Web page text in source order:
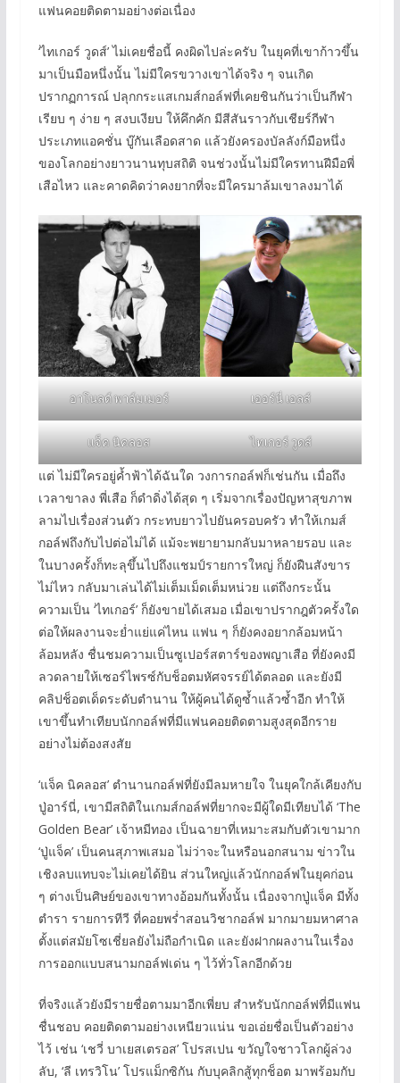
แฟนคอยติดตามอย่างต่อเนื่อง
‘ไทเกอร์ วูดส์’ ไม่เคยชื่อนี้ คงผิดไปล่ะครับ ในยุคที่เขาก้าวขึ้น
มาเป็นมือหนึ่งนั้น ไม่มีใครขวางเขาได้จริง ๆ จนเกิด
ปรากฏการณ์ ปลุกกระแสเกมส์กอล์ฟที่เคยชินกันว่าเป็นกีฬา
เรียบ ๆ ง่าย ๆ สงบเงียบ ให้คึกคัก มีสีสันราวกับเชียร์กีฬา
ประเภทแอคชั่น บู๊กันเลือดสาด แล้วยังครองบัลลังก์มือหนึ่ง
ของโลกอย่างยาวนานทุบสถิติ จนช่วงนั้นไม่มีใครทานฝีมือพี่
เสือไหว และคาดคิดว่าคงยากที่จะมีใครมาล้มเขาลงมาได้
อาโนลด์ พาล์มเมอร์ เออร์นี่ เอลส์
แจ็ค นิคลอส ไทเกอร์ วูดส์
แต่ ไม่มีใครอยู่ค้ำฟ้าได้ฉันใด วงการกอล์ฟก็เช่นกัน เมื่อถึง
เวลาขาลง พี่เสือ ก็ดำดิ่งได้สุด ๆ เริ่มจากเรื่องปัญหาสุขภาพ
ลามไปเรื่องส่วนตัว กระทบยาวไปยันครอบครัว ทำให้เกมส์
กอล์ฟถึงกับไปต่อไม่ได้ แม้จะพยายามกลับมาหลายรอบ และ
ในบางครั้งก็ทะลุขึ้นไปถึงแชมป์รายการใหญ่ ก็ยังฝืนสังขาร
ไม่ไหว กลับมาเล่นได้ไม่เต็มเม็ดเต็มหน่วย แต่ถึงกระนั้น
ความเป็น ‘ไทเกอร์’ ก็ยังขายได้เสมอ เมื่อเขาปรากฎตัวครั้งใด
ต่อให้ผลงานจะย่ำแย่แค่ไหน แฟน ๆ ก็ยังคงอยากล้อมหน้า
ล้อมหลัง ชื่นชมความเป็นซูเปอร์สตาร์ของพญาเสือ ที่ยังคงมี
ลวดลายให้เซอร์ไพรซ์กับช็อตมหัศจรรย์ได้ตลอด และยังมี
คลิปช็อตเด็ดระดับตำนาน ให้ผู้คนได้ดูซ้ำแล้วซ้ำอีก ทำให้
เขาขึ้นทำเทียบนักกอล์ฟที่มีแฟนคอยติดตามสูงสุดอีกราย
อย่างไม่ต้องสงสัย
‘แจ็ค นิคลอส’ ตำนานกอล์ฟที่ยังมีลมหายใจ ในยุคใกล้เคียงกับ
ปู่อาร์นี่, เขามีสถิติในเกมส์กอล์ฟที่ยากจะมีผู้ใดมีเทียบได้ ‘The
Golden Bear’ เจ้าหมีทอง เป็นฉายาที่เหมาะสมกับตัวเขามาก
‘ปู่แจ็ค’ เป็นคนสุภาพเสมอ ไม่ว่าจะในหรือนอกสนาม ข่าวใน
เชิงลบแทบจะไม่เคยได้ยิน ส่วนใหญ่แล้วนักกอล์ฟในยุคก่อน
ๆ ต่างเป็นศิษย์ของเขาทางอ้อมกันทั้งนั้น เนื่องจากปู่แจ็ค มีทั้ง
ตำรา รายการทีวี ที่คอยพร่ำสอนวิชากอล์ฟ มากมายมหาศาล
ตั้งแต่สมัยโซเชี่ยลยังไม่ถือกำเนิด และยังฝากผลงานในเรื่อง
การออกแบบสนามกอล์ฟเด่น ๆ ไว้ทั่วโลกอีกด้วย
ที่จริงแล้วยังมีรายชื่อตามมาอีกเพี่ยบ สำหรับนักกอล์ฟที่มีแฟน
ชื่นชอบ คอยติดตามอย่างเหนียวแน่น ขอเอ่ยชื่อเป็นตัวอย่าง
ไว้ เช่น ‘เชวี่ บาเยสเตรอส’ โปรสเปน ขวัญใจชาวโลกผู้ล่วง
ลับ, ‘ลี เทรวิโน’ โปรแม็กซิกัน กับบุคลิกสู้ทุกช็อต มาพร้อมกับ